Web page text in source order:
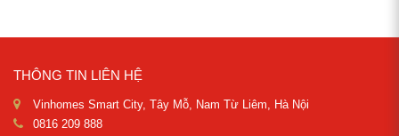
THÔNG TIN LIÊN HỆ
Vinhomes Smart City, Tây Mỗ, Nam Từ Liêm, Hà Nội
0816 209 888